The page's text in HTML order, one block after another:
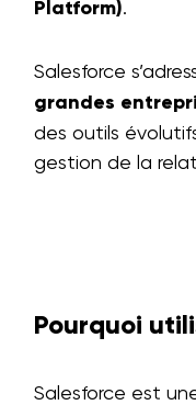
Platform).
Salesforce
grandes
des outils
gestion de la
Pourquoi
Salesforce est